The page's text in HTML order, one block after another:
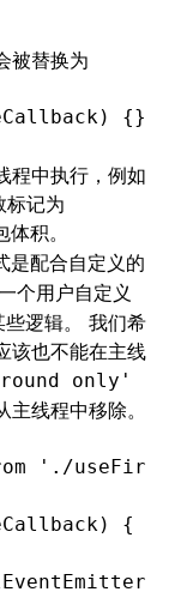
被替换为
{}
程中执行，例如
标记为
积。
是配合自定义的
个用户自定义
逻辑。 我们希
该也不能在主线
only'
线程中移除。
'./
{